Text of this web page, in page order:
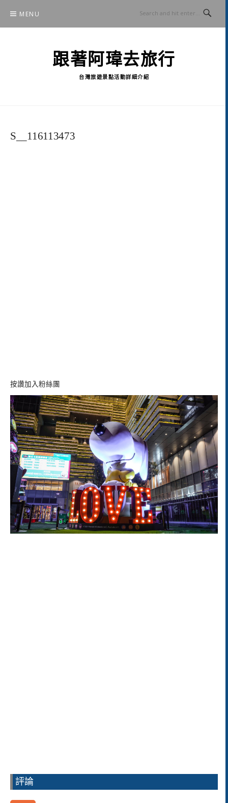
content
MENU
跟著阿瑋去旅行
台灣旅遊景點活動詳細介紹
S__116113473
按讚加入粉絲團
評論